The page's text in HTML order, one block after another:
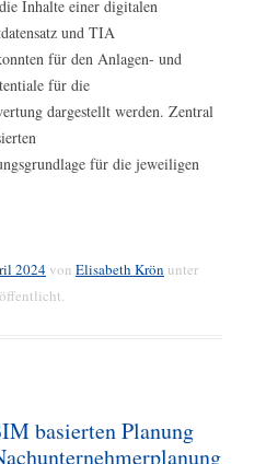
Inhalte einer digitalen
und TIA
für den Anlagen- und
für die
dargestellt werden. Zentral
für die jeweiligen
2024 von Elisabeth Krön unter
basierten Planung